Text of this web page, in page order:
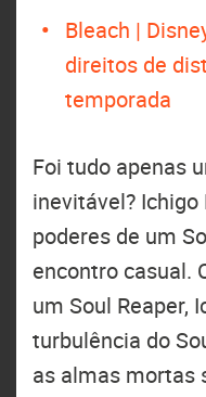
Bleach |
direitos de
temporada
Foi tudo apenas
inevitável?
poderes de um
encontro casual.
um Soul Reaper,
turbulência do
as almas mortas